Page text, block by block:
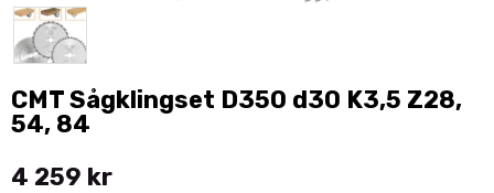
CMT Sågklingset D350 d30 K3,5 Z28,
54, 84
4 259 kr